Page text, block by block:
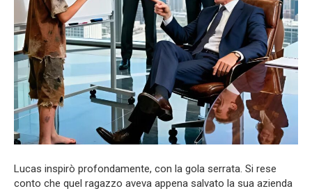
Lucas inspirò profondamente, con la gola serrata. Si rese
conto che quel ragazzo aveva appena salvato la sua azienda